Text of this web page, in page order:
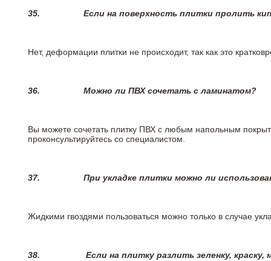
35. Если на поверхность плитки пролить
Нет, деформации плитки не происходит, так как это
36. Можно ли ПВХ сочетать с ламинатом?
Вы можете сочетать плитку ПВХ с любым напольным
проконсультируйтесь со специалистом.
37. При укладке плитки можно ли
Жидкими гвоздями пользоваться можно только в случае
38. Если на плитку разлить зеленку,